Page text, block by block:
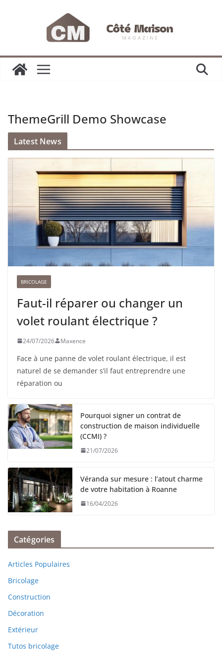
ThemeGrill Demo Showcase
Latest News
BRICOLAGE
Faut-il réparer ou changer un
volet roulant électrique ?
24/07/2026 Maxence
Face à une panne de volet roulant électrique, il est
naturel de se demander s’il faut entreprendre une
réparation ou
Pourquoi signer un contrat de
construction de maison individuelle
(CCMI) ?
21/07/2026
Véranda sur mesure : l’atout charme
de votre habitation à Roanne
16/04/2026
Catégories
Articles Populaires
Bricolage
Construction
Décoration
Extérieur
Tutos bricolage